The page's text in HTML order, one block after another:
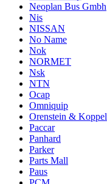
Neoplan Bus Gmbh
Nis
NISSAN
No Name
Nok
NORMET
Nsk
NTN
Ocap
Omniquip
Orenstein & Koppel
Paccar
Panhard
Parker
Parts Mall
Paus